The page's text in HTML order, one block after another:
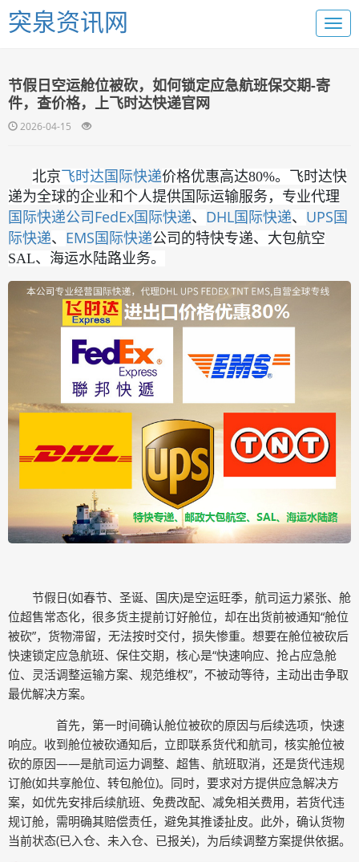
突泉资讯网
节假日空运舱位被砍，如何锁定应急航班保交期-寄
件，查价格，上飞时达快递官网
2026-04-15
北京 飞时达国际快递价格优惠高达80%。飞时达快
递为全球的企业和个人提供国际运输服务，专业代理
国际快递公司FedEx国际快递、 DHL国际快递、 UPS国
际快递、 EMS国际快递公司的特快专递、大包航空
SAL、海运水陆路业务。
节假日(如春节、圣诞、国庆)是空运旺季，航司运力紧张、舱
位超售常态化，很多货主提前订好舱位，却在出货前被通知“舱位
被砍”，货物滞留，无法按时交付，损失惨重。想要在舱位被砍后
快速锁定应急航班、保住交期，核心是“快速响应、抢占应急舱
位、灵活调整运输方案、规范维权”，不被动等待，主动出击争取
最优解决方案。
首先，第一时间确认舱位被砍的原因与后续选项，快速
响应。收到舱位被砍通知后，立即联系货代和航司，核实舱位被
砍的原因——是航司运力调整、超售、航班取消，还是货代违规
订舱(如共享舱位、转包舱位)。同时，要求对方提供应急解决方
案，如优先安排后续航班、免费改配、减免相关费用，若货代违
规订舱，需明确其赔偿责任，避免其推诿扯皮。此外，确认货物
当前状态(已入仓、未入仓、已报关)，为后续调整方案提供依据。